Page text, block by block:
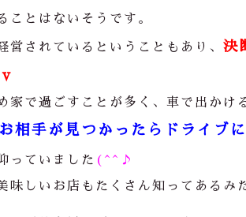
ことはないそうです。
営されているということもあり、 決
家で過ごすことが多く、車で出かけ
お相手が見つかったらドライブ
っていました (^^♪
味しいお店もたくさん知ってあるみ